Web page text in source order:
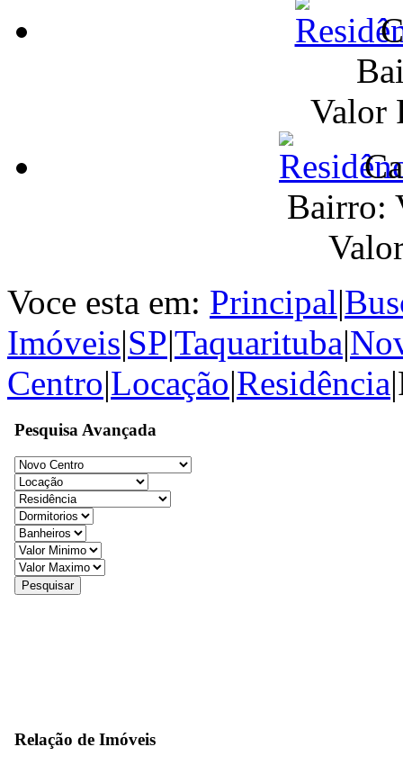
Valor
Bairro:
Voce esta em: Principal|
Imóveis|SP|Taquarituba|
Centro|Locação|Residência|
Pesquisa Avançada
Relação de Imóveis